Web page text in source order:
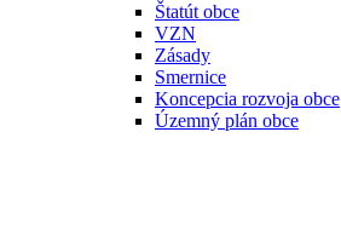
Štatút obce
VZN
Zásady
Smernice
Koncepcia rozvoja obce
Územný plán obce